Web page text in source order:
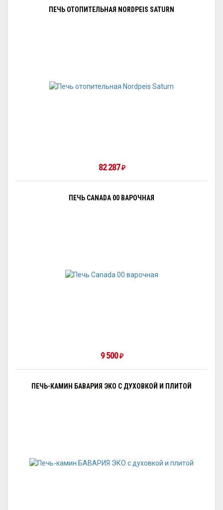
ПЕЧЬ ОТОПИТЕЛЬНАЯ NORDPEIS SATURN
82 287₽
ПЕЧЬ CANADA 00 ВАРОЧНАЯ
9 500₽
ПЕЧЬ-КАМИН БАВАРИЯ ЭКО С ДУХОВКОЙ И ПЛИТОЙ